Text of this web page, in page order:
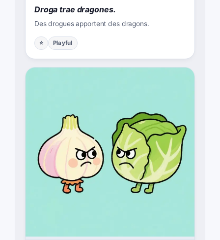
Droga trae dragones.
Des drogues apportent des dragons.
⭐ Playful